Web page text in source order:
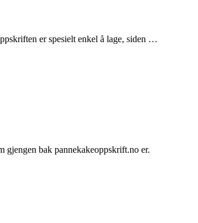
er spesielt enkel å lage, siden …
gjengen bak pannekakeoppskrift.no er.